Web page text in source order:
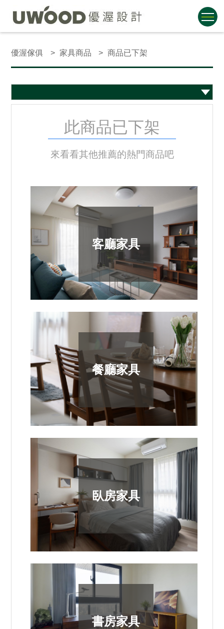
優渥傢俱 家具商品 商品已下架
此商品已下架
來看看其他推薦的熱門商品吧
客廳家具
餐廳家具
臥房家具
書房家具